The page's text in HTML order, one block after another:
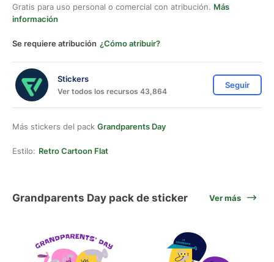
Gratis para uso personal o comercial con atribución. Más
información
Se requiere atribución ¿Cómo atribuir?
Stickers
Ver todos los recursos 43,864
Seguir
Más stickers del pack Grandparents Day
Estilo: Retro Cartoon Flat
Grandparents Day pack de sticker Ver más